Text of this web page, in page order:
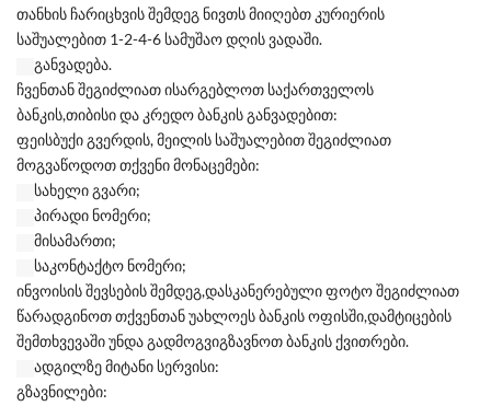
თანხის ჩარიცხვის შემდეგ ნივთს მიიღებთ კურიერის
საშუალებით 1-2-4-6 სამუშაო დღის ვადაში.
განვადება.
ჩვენთან შეგიძლიათ ისარგებლოთ საქართველოს
ბანკის,თიბისი და კრედო ბანკის განვადებით:
ფეისბუქი გვერდის, მეილის საშუალებით შეგიძლიათ
მოგვაწოდოთ თქვენი მონაცემები:
სახელი გვარი;
პირადი ნომერი;
მისამართი;
საკონტაქტო ნომერი;
ინვოისის შევსების შემდეგ,დასკანერებული ფოტო შეგიძლიათ
წარადგინოთ თქვენთან უახლოეს ბანკის ოფისში,დამტიცების
შემთხვევაში უნდა გადმოგვიგზავნოთ ბანკის ქვითრები.
ადგილზე მიტანი სერვისი:
გზავნილები: